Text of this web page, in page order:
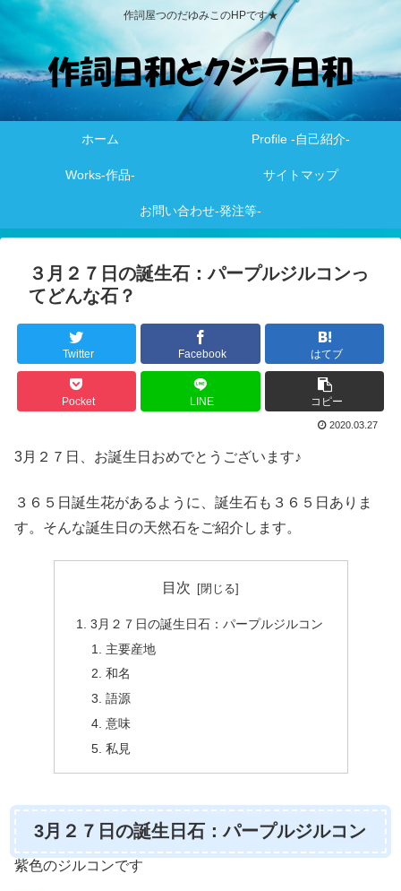
作詞屋つのだゆみこのHPです★
ホーム Profile -自己紹介-
Works-作品- サイトマップ
お問い合わせ-発注等-
３月２７日の誕生石：パープルジルコンっ
てどんな石？
Twitter Facebook はてブ
Pocket LINE コピー
2020.03.27
3月２７日、お誕生日おめでとうございます♪
３６５日誕生花があるように、誕生石も３６５日ありま
す。そんな誕生日の天然石をご紹介します。
目次
3月２７日の誕生日石：パープルジルコン
主要産地
和名
語源
意味
私見
3月２７日の誕生日石：パープルジルコン
紫色のジルコンです